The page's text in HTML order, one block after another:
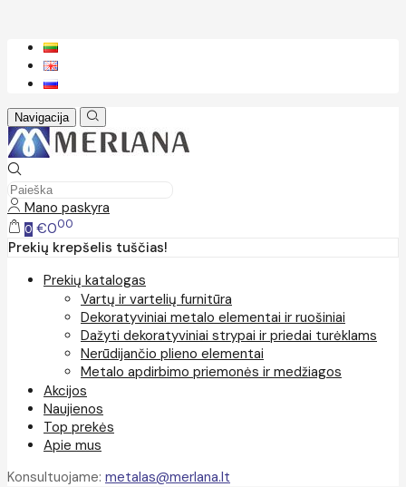
Navigacija
Mano paskyra
0 €000
Prekių krepšelis tuščias!
Prekių katalogas
Vartų ir vartelių furnitūra
Dekoratyviniai metalo elementai ir ruošiniai
Dažyti dekoratyviniai strypai ir priedai turėklams
Nerūdijančio plieno elementai
Metalo apdirbimo priemonės ir medžiagos
Akcijos
Naujienos
Top prekės
Apie mus
Konsultuojame: metalas@merlana.lt